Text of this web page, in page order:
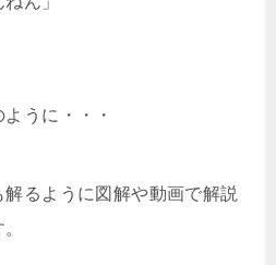
うに・・・
るように図解や動画で解説